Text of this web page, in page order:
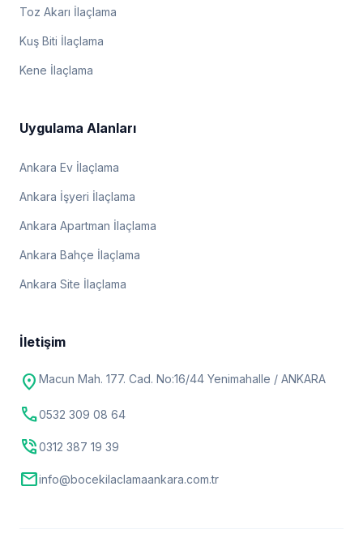
Toz Akarı İlaçlama
Kuş Biti İlaçlama
Kene İlaçlama
Uygulama Alanları
Ankara Ev İlaçlama
Ankara İşyeri İlaçlama
Ankara Apartman İlaçlama
Ankara Bahçe İlaçlama
Ankara Site İlaçlama
İletişim
location_on Macun Mah. 177. Cad. No:16/44 Yenimahalle / ANKARA
call0532 309 08 64
phone_in_talk0312 387 19 39
mailinfo@bocekilaclamaankara.com.tr